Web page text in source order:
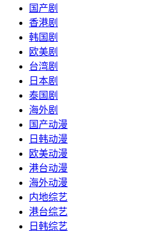
国产剧
香港剧
韩国剧
欧美剧
台湾剧
日本剧
泰国剧
海外剧
国产动漫
日韩动漫
欧美动漫
港台动漫
海外动漫
内地综艺
港台综艺
日韩综艺